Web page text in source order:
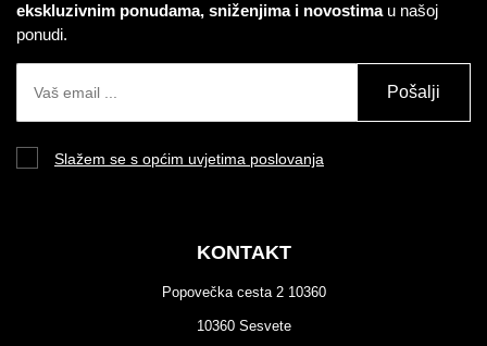
ekskluzivnim ponudama, sniženjima i novostimau našoj
ponudi.
Pošalji
Slažem se s općim uvjetima poslovanja
KONTAKT
Popovečka cesta 2 10360
10360 Sesvete